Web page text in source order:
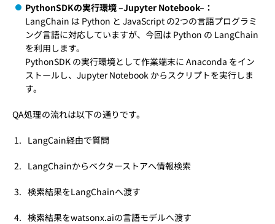
PythonSDKの実行環境 –Jupyter Notebook–：
LangChain は Python と JavaScript の2つの言語プログラミ
ング言語に対応していますが、今回は Python の LangChain
を利用します。
PythonSDK の実行環境として作業端末に Anaconda をイン
ストールし、Jupyter Notebook からスクリプトを実行しま
す。
QA処理の流れは以下の通りです。
LangCain経由で質問
LangChainからベクターストアへ情報検索
検索結果をLangChainへ渡す
検索結果をwatsonx.aiの言語モデルへ渡す